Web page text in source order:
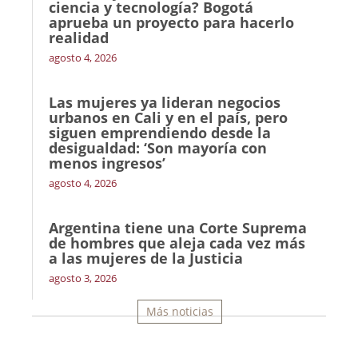
ciencia y tecnología? Bogotá
aprueba un proyecto para hacerlo
realidad
agosto 4, 2026
Las mujeres ya lideran negocios
urbanos en Cali y en el país, pero
siguen emprendiendo desde la
desigualdad: ‘Son mayoría con
menos ingresos’
agosto 4, 2026
Argentina tiene una Corte Suprema
de hombres que aleja cada vez más
a las mujeres de la Justicia
agosto 3, 2026
Más noticias